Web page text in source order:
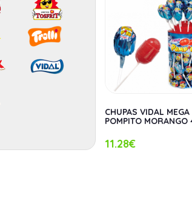
CHUPAS VIDAL MEGA
POMPITO MORANGO
11.28€